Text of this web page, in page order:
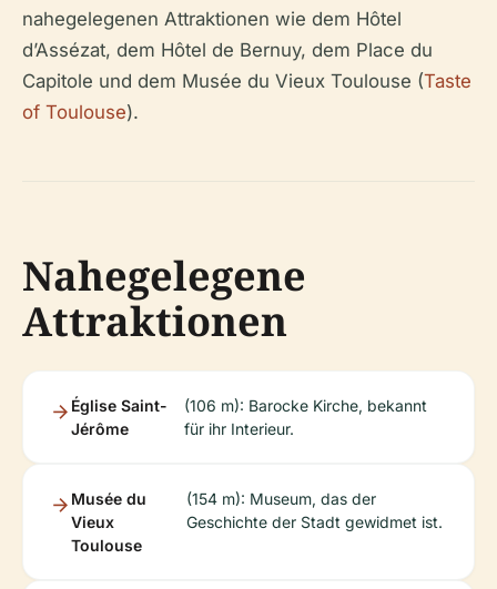
nahegelegenen Attraktionen wie dem Hôtel
d’Assézat, dem Hôtel de Bernuy, dem Place du
Capitole und dem Musée du Vieux Toulouse (Taste
of Toulouse).
Nahegelegene
Attraktionen
Église Saint-
Jérôme
(106 m): Barocke Kirche, bekannt
für ihr Interieur.
Musée du
Vieux
Toulouse
(154 m): Museum, das der
Geschichte der Stadt gewidmet ist.